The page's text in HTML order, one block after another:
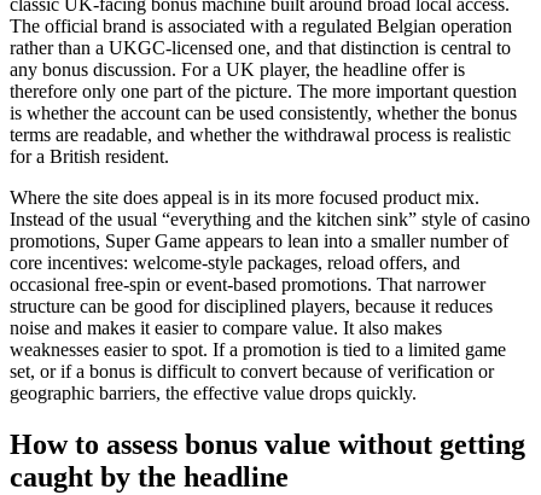
classic UK-facing bonus machine built around broad local access.
The official brand is associated with a regulated Belgian operation
rather than a UKGC-licensed one, and that distinction is central to
any bonus discussion. For a UK player, the headline offer is
therefore only one part of the picture. The more important question
is whether the account can be used consistently, whether the bonus
terms are readable, and whether the withdrawal process is realistic
for a British resident.
Where the site does appeal is in its more focused product mix.
Instead of the usual “everything and the kitchen sink” style of casino
promotions, Super Game appears to lean into a smaller number of
core incentives: welcome-style packages, reload offers, and
occasional free-spin or event-based promotions. That narrower
structure can be good for disciplined players, because it reduces
noise and makes it easier to compare value. It also makes
weaknesses easier to spot. If a promotion is tied to a limited game
set, or if a bonus is difficult to convert because of verification or
geographic barriers, the effective value drops quickly.
How to assess bonus value without getting
caught by the headline